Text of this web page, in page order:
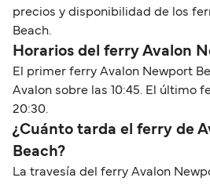
precios y disponibilidad de los
Beach.
Horarios del ferry Avalon
El primer ferry Avalon Newport
Avalon sobre las 10:45. El último
20:30.
¿Cuánto tarda el ferry de
Beach?
La travesía del ferry Avalon